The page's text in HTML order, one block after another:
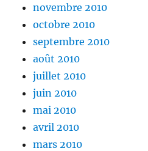
novembre 2010
octobre 2010
septembre 2010
août 2010
juillet 2010
juin 2010
mai 2010
avril 2010
mars 2010